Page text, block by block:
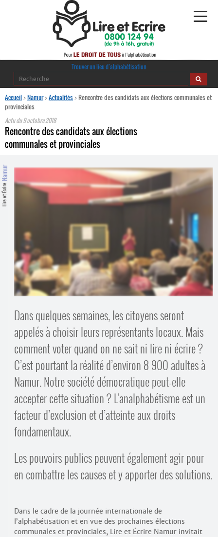
Alphabétisation
Ressources pédagogiques
Comprendre et parler
Bienvenue en Belgique
Espace presse
Contacts
Trouver un lieu d’alphabétisation
Trouver un lieu d’alphabétisation
Accueil>Namur>Actualités>Rencontre des candidats aux élections communales et
provinciales
Actu du9 octobre 2018
Rencontre des candidats aux élections
communales et provinciales
Lire et Écrire
Namur
Dans quelques semaines, les citoyens seront
appelés à choisir leurs représentants locaux. Mais
comment voter quand on ne sait ni lire ni écrire ?
C’est pourtant la réalité d’environ 8 900 adultes à
Namur. Notre société démocratique peut-elle
accepter cette situation ? L’analphabétisme est un
facteur d’exclusion et d’atteinte aux droits
fondamentaux.
Les pouvoirs publics peuvent également agir pour
en combattre les causes et y apporter des solutions.
Dans le cadre de la journée internationale de
l’alphabétisation et en vue des prochaines élections
communales et provinciales, Lire et Écrire Namur invitait